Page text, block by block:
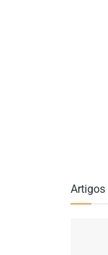
Artigos